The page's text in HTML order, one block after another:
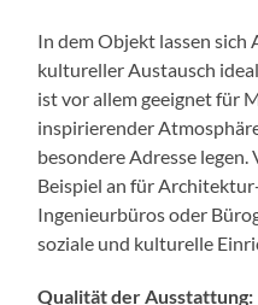
In dem Objekt lassen
kultureller Austausch
ist vor allem geeignet für
inspirierender
besondere Adresse legen.
Beispiel an für
Ingenieurbüros oder
soziale und kulturelle
Qualität der Ausstattung: